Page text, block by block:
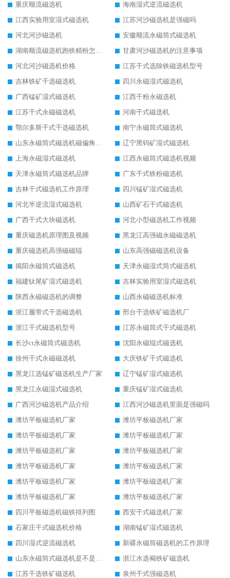
重庆顺流磁选机
海南湿式逆流磁选机
江西实验用室湿式磁选机
江苏河沙磁选机是强磁吗
河北河沙磁选机
安徽顺流永磁筒式磁选机
湖南顺流磁选机跑铁精粉怎么处理
甘肃河沙磁选机的注意事项
河北河沙磁选机价格
江苏干式选除铁磁选机型号
吉林铁矿干选磁选机
四川永磁湿式磁选机
广西锰矿湿式磁选机
江西干粉永磁选机
江苏干式永磁磁选机
河南干式磁选机
鄂尔多斯干式干选磁选机
南宁永磁筒式磁选机
山东永磁筒式磁选机磁偏角怎么调整
辽宁黑钨矿湿式磁选机
上海永磁湿式磁选机
江西永磁筒式磁选机视频
天津永磁筒式磁选机品牌
广东干式铁粉磁选机
吉林干式磁选机工作原理
四川锰矿湿式磁选机
河北半逆流湿式磁选机
山西矿石干式磁选机
广西干式大块磁选机
河北小型磁选机工作视频
重庆磁选机原理图及视频
黑龙江高强磁永磁磁选机
重庆磁选机高强磁磁辊
山东高强磁磁选机设备
揭阳永磁筒式磁选机
天津永磁湿式筒式磁选机
福建钛尾矿湿式磁选机
吉林实验用室湿式磁选机
陕西永磁磁选机的调整
山西永磁磁选机标准
浙江履带式干选磁选机
邢台干选铁矿磁选机厂
浙江干式磁选机型号
江苏永磁筒式干式磁选机
长沙ct永磁筒式磁选机
沈阳永磁辊式磁选机
徐州干式永磁磁选机
大庆铁矿干式磁选机
黑龙江选锰矿磁选机生产厂家
辽宁锰矿湿式磁选机
黑龙江永磁湿式磁选机
重庆锰矿湿式磁选机
广西河沙磁选机产品介绍
江西河沙磁选机里面是强磁吗
潍坊平板磁选机厂家
潍坊平板磁选机厂家
潍坊平板磁选机厂家
潍坊平板磁选机厂家
潍坊平板磁选机厂家
潍坊平板磁选机厂家
潍坊平板磁选机厂家
潍坊平板磁选机厂家
潍坊平板磁选机厂家
潍坊平板磁选机厂家
潍坊平板磁选机厂家
潍坊平板磁选机厂家
四川平板磁选机磁铁排列图
西安干式磁选机厂家
石家庄干式磁选机价格
湖南锰矿湿式磁选机
四川湿式逆流磁选机
新疆永磁筒磁选机的工作原理
山东永磁筒式磁选机是不是强磁
浙江水选褐铁矿磁选机
江苏干选铁矿磁选机
泉州干式强磁选机